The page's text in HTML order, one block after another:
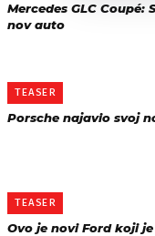
Mercedes GLC
nov auto
TEASER
Porsche najavio svoj
TEASER
Ovo je novi Ford koji